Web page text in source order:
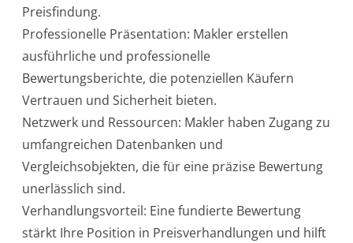
r
t
u
g
u
c
e
n
n
M
a
l
e
r
Preisfindung.
Professionelle Präsentation: Makler erstellen
ausführliche und professionelle
Bewertungsberichte, die potenziellen Käufern
Vertrauen und Sicherheit bieten.
Netzwerk und Ressourcen: Makler haben Zugang zu
umfangreichen Datenbanken und
Vergleichsobjekten, die für eine präzise Bewertung
unerlässlich sind.
Verhandlungsvorteil: Eine fundierte Bewertung
stärkt Ihre Position in Preisverhandlungen und hilft